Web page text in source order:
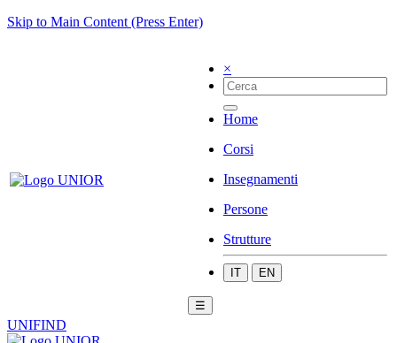
Skip to Main Content (Press Enter)
×
Home
Corsi
Insegnamenti
Persone
Strutture
IT EN
☰
UNIFIND